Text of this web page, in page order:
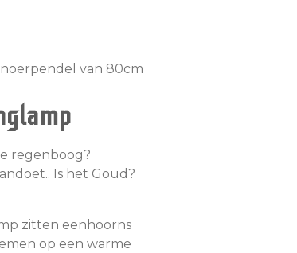
van 80cm
regenboog?
Is het Goud?
zitten eenhoorns
op een warme